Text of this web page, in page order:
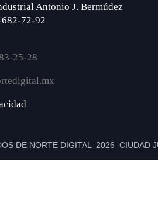
Antonio J. Bermúdez
72-92
25-28
DE NORTE DIGITAL 2026 CIUDAD